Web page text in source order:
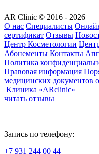
AR Clinic © 2016 - 2026
О нас Специалисты
сертификат Отзывы
Центр Косметологии
Абонементы Контакты
Политика
Правовая информация
медицинских документов
Клиника «ARclinic»
читать отзывы
Запись по телефону:
+7 931 244 00 44